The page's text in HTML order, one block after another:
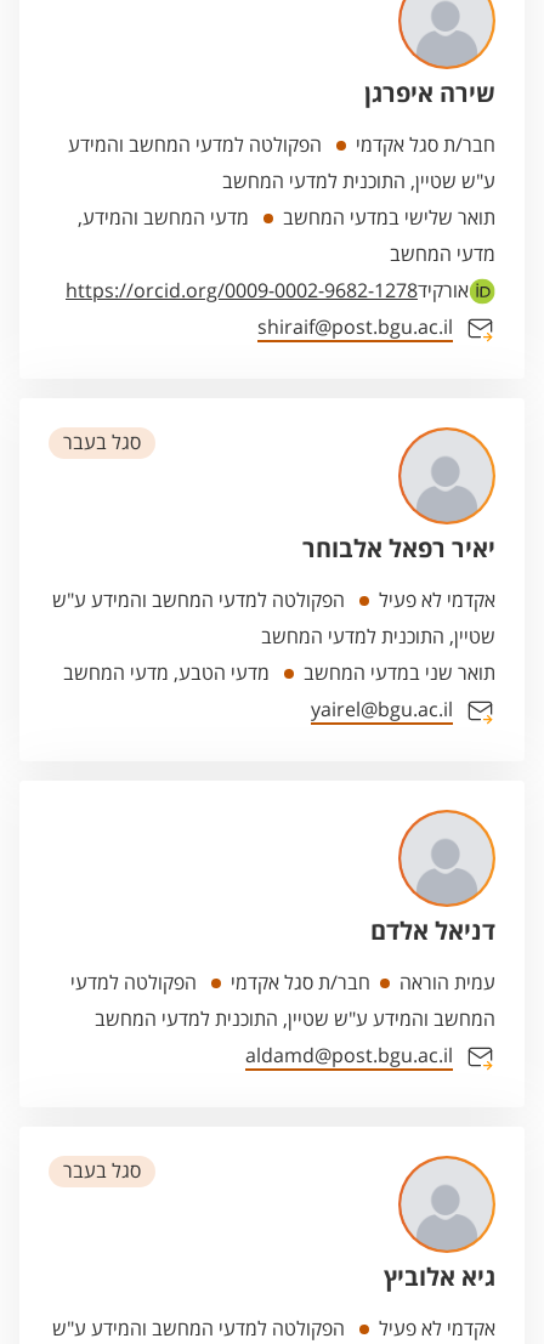
שירה איפרגן
חבר/ת סגל אקדמי
הפקולטה למדעי המחשב והמידע
ע"ש שטיין, התוכנית למדעי המחשב
תואר שלישי במדעי המחשב
מדעי המחשב והמידע,
מדעי המחשב
אורקידhttps://orcid.org/0009-0002-9682-1278
shiraif@post.bgu.ac.il
יאיר רפאל אלבוחר
סגל בעבר
אקדמי לא פעיל
הפקולטה למדעי המחשב והמידע ע"ש
שטיין, התוכנית למדעי המחשב
תואר שני במדעי המחשב
מדעי הטבע, מדעי המחשב
yairel@bgu.ac.il
דניאל אלדם
עמית הוראה חבר/ת סגל אקדמי
הפקולטה למדעי
המחשב והמידע ע"ש שטיין, התוכנית למדעי המחשב
aldamd@post.bgu.ac.il
גיא אלוביץ
סגל בעבר
אקדמי לא פעיל
הפקולטה למדעי המחשב והמידע ע"ש